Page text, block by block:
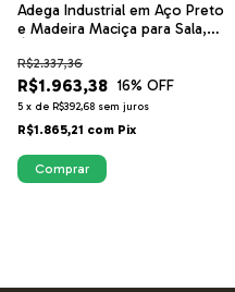
Adega Industrial em Aço Preto
e Madeira Maciça para Sala,
R$1.963,38
R$2.337,36
16% OFF
5 x de R$392,68 sem juros
R$1.865,21 com Pix